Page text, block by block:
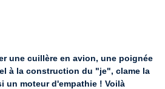
une cuillère en avion, une poignée
à la construction du "je", clame la
un moteur d'empathie ! Voilà